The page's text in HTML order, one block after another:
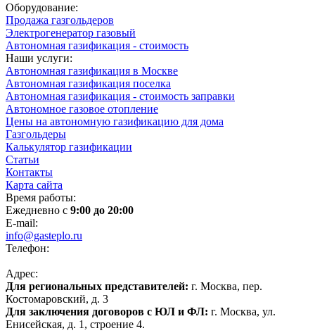
Оборудование:
Продажа газгольдеров
Электрогенератор газовый
Автономная газификация - стоимость
Наши услуги:
Автономная газификация в Москве
Автономная газификация поселка
Автономная газификация - стоимость заправки
Автономное газовое отопление
Цены на автономную газификацию для дома
Газгольдеры
Калькулятор газификации
Статьи
Контакты
Карта сайта
Время работы:
Ежедневно с 9:00 до 20:00
E-mail:
info@gasteplo.ru
Телефон:
Адрес:
Для региональных представителей: г. Москва, пер.
Костомаровский, д. 3
Для заключения договоров с ЮЛ и ФЛ: г. Москва, ул.
Енисейская, д. 1, строение 4.